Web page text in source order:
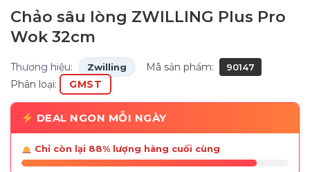
Chảo sâu lòng ZWILLING Plus Pro
Wok 32cm
Thương hiệu: Zwilling Mã sản phẩm: 90147
Phân loại: GMST
DEAL NGON MỖI NGÀY
Chỉ còn lại 88% lượng hàng cuối cùng